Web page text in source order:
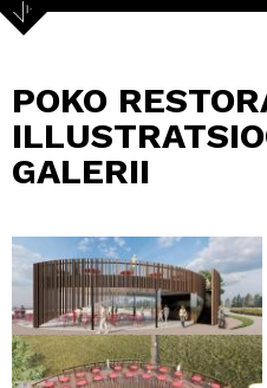
POKO
GALERII